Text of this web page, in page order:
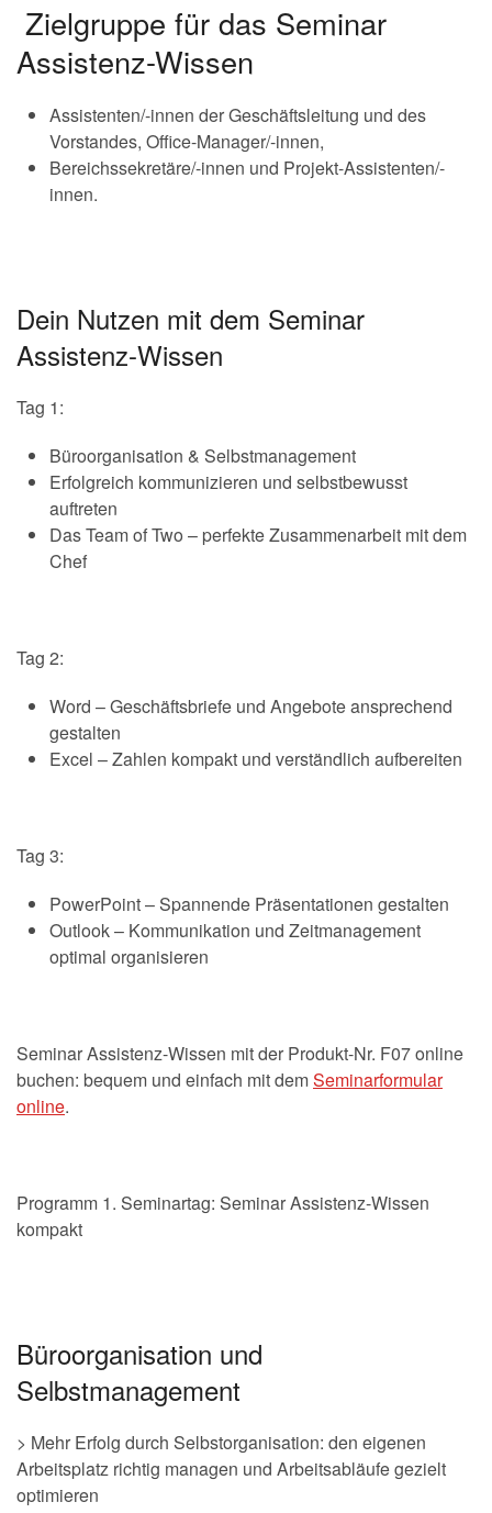
Zielgruppe für das Seminar
Assistenz-Wissen
Assistenten/-innen der Geschäftsleitung und des
Vorstandes, Office-Manager/-innen,
Bereichssekretäre/-innen und Projekt-Assistenten/-
innen.
Dein Nutzen mit dem Seminar
Assistenz-Wissen
Tag 1:
Büroorganisation & Selbstmanagement
Erfolgreich kommunizieren und selbstbewusst
auftreten
Das Team of Two – perfekte Zusammenarbeit mit dem
Chef
Tag 2:
Word – Geschäftsbriefe und Angebote ansprechend
gestalten
Excel – Zahlen kompakt und verständlich aufbereiten
Tag 3:
PowerPoint – Spannende Präsentationen gestalten
Outlook – Kommunikation und Zeitmanagement
optimal organisieren
Seminar Assistenz-Wissen mit der Produkt-Nr. F07 online
buchen: bequem und einfach mit demSeminarformular
online.
Programm 1. Seminartag: Seminar Assistenz-Wissen
kompakt
Büroorganisation und
Selbstmanagement
> Mehr Erfolg durch Selbstorganisation: den eigenen
Arbeitsplatz richtig managen und Arbeitsabläufe gezielt
optimieren